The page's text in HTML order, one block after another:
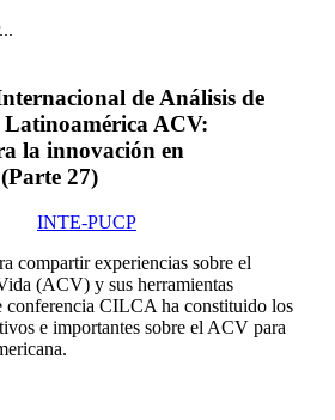
de Análisis de
Latinoamérica ACV:
la innovación en
27)
INTE-PUCP
compartir experiencias sobre el
(ACV) y sus herramientas
conferencia CILCA ha constituido los
e importantes sobre el ACV para